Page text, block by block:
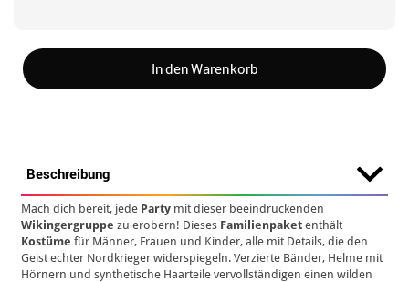
In den Warenkorb
Beschreibung
Mach dich bereit, jede Party mit dieser beeindruckenden
Wikingergruppe zu erobern! Dieses Familienpaket enthält
Kostüme für Männer, Frauen und Kinder, alle mit Details, die den
Geist echter Nordkrieger widerspiegeln. Verzierte Bänder, Helme mit
Hörnern und synthetische Haarteile vervollständigen einen wilden